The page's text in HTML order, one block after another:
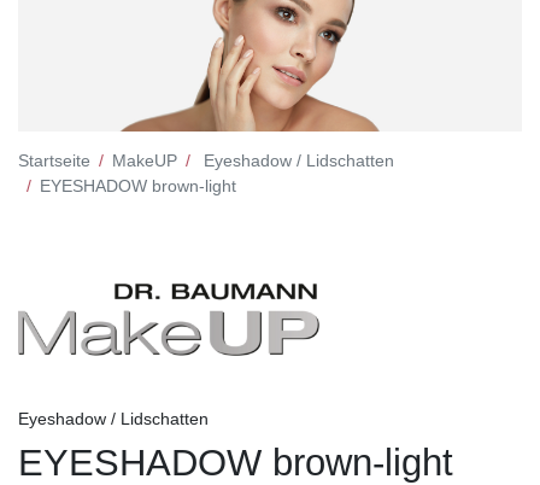
Startseite MakeUP
Eyeshadow / Lidschatten
EYESHADOW brown-light
Eyeshadow / Lidschatten
EYESHADOW brown-light